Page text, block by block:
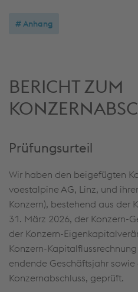
Anhang
BERICHT ZUM
Prüfungsurteil
Wir haben den beigefügten
voestalpine AG, Linz, und
Konzern), bestehend aus der
31. März 2026, der Konzern-
der Konzern-
Konzern-
endende Geschäftsjahr
Konzernabschluss, geprüft.